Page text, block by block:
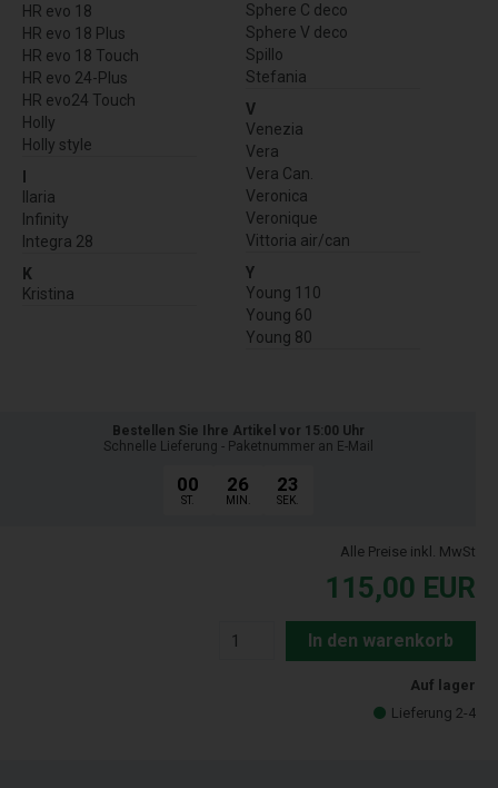
HR evo 18
HR evo 18 Plus
HR evo 18 Touch
HR evo 24-Plus
HR evo24 Touch
Holly
Holly style
Ilaria
Infinity
Integra 28
K
Kristina
Sphere C deco
Sphere V deco
Spillo
Stefania
V
Venezia
Vera
Vera Can.
Veronica
Veronique
Vittoria air/can
Y
Young 110
Young 60
Young 80
Bestellen Sie Ihre Artikel vor 15:00 Uhr
Schnelle Lieferung - Paketnummer an E-Mail
00
ST.
26
MIN.
22
SEK.
Alle Preise inkl. MwSt
115,00 EUR
In den warenkorb
Auf lager
Lieferung 2-4